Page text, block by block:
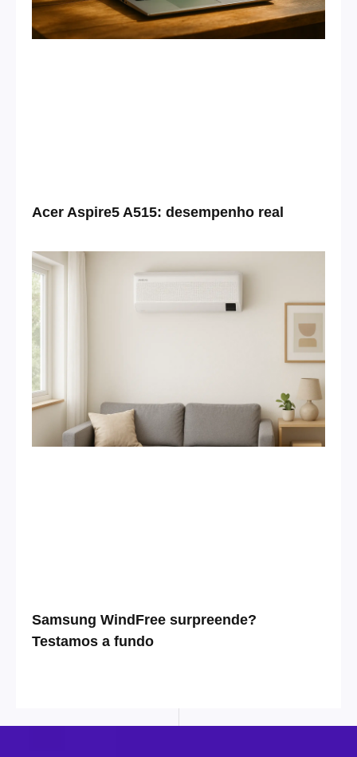
Acer Aspire5 A515: desempenho real
Samsung WindFree surpreende?
Testamos a fundo